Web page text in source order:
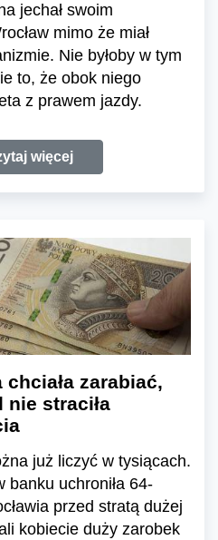
jechał swoim
mimo że miał
Nie byłoby w tym
to, że obok niego
z prawem jazdy.
więcej
chciała zarabiać,
nie straciła
już liczyć w tysiącach.
banku uchroniła 64-
przed stratą dużej
kobiecie duży zarobek